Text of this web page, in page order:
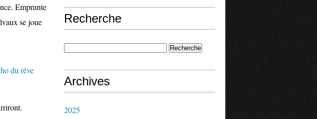
Emprunte
se joue
Recherche
Archives
2025